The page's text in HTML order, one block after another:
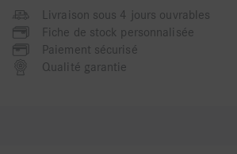
Livraison sous 4 jours ouvrables
Fiche de stock personnalisée
Paiement sécurisé
Qualité garantie